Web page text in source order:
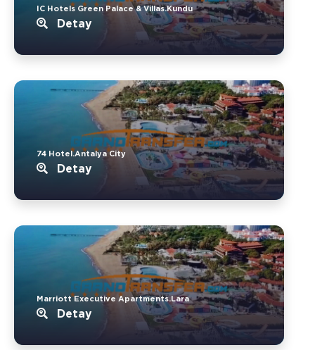
IC Hotels Green Palace & Villas.Kundu
Detay
74 Hotel.Antalya City
Detay
Marriott Executive Apartments.Lara
Detay